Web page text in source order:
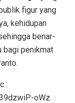
figur yang
kehidupan
benar-
bagi penikmat
:
oWz.